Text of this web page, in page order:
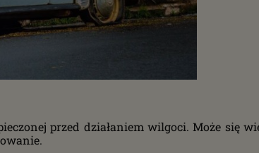
przed działaniem wilgoci. Może się